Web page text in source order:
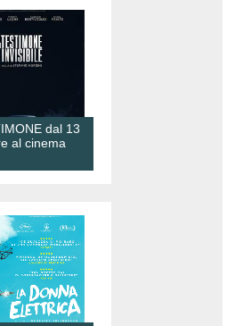
dal 13
al cinema